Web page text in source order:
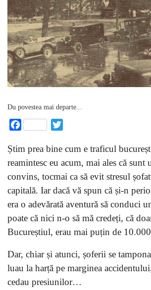
Du povestea mai departe...
Facebook
Știm prea bine cum e traficul
reamintesc eu acum, mai ales că sunt
convins, tocmai ca să evit stresul
capitală. Iar dacă vă spun că și-n
era o adevărată aventură să conduci
poate că nici n-o să mă credeți, că
Bucureștiul, erau mai puțin de
Dar, chiar și atunci, șoferii se
luau la harță pe marginea
cedau presiunilor…